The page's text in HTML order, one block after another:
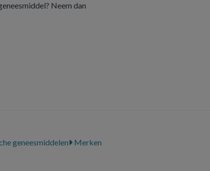
Neem dan
geneesmiddelen Merken